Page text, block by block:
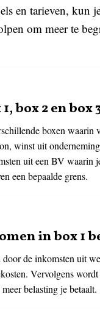
en tarieven,
om meer te
box 2 en
boxen
winst uit
uit een BV waarin
een bepaalde grens.
in box 1
de inkomsten uit
Vervolgens
belasting je betaalt.